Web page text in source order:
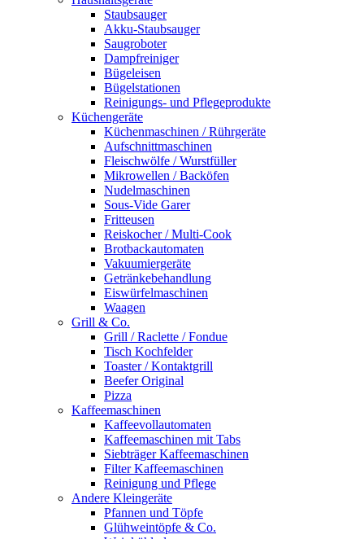
Staubsauger
Akku-Staubsauger
Saugroboter
Dampfreiniger
Bügeleisen
Bügelstationen
Reinigungs- und Pflegeprodukte
Küchengeräte
Küchenmaschinen / Rührgeräte
Aufschnittmaschinen
Fleischwölfe / Wurstfüller
Mikrowellen / Backöfen
Nudelmaschinen
Sous-Vide Garer
Fritteusen
Reiskocher / Multi-Cook
Brotbackautomaten
Vakuumiergeräte
Getränkebehandlung
Eiswürfelmaschinen
Waagen
Grill & Co.
Grill / Raclette / Fondue
Tisch Kochfelder
Toaster / Kontaktgrill
Beefer Original
Pizza
Kaffeemaschinen
Kaffeevollautomaten
Kaffeemaschinen mit Tabs
Siebträger Kaffeemaschinen
Filter Kaffeemaschinen
Reinigung und Pflege
Andere Kleingeräte
Pfannen und Töpfe
Glühweintöpfe & Co.